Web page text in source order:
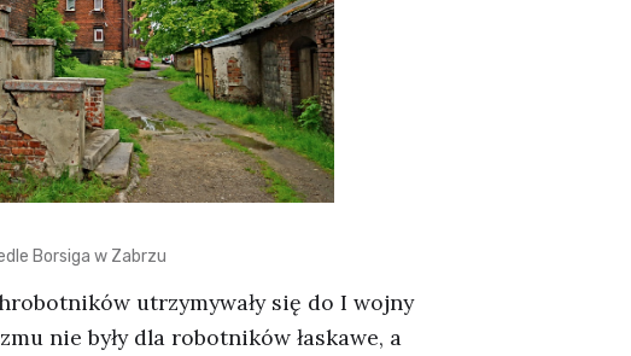
Borsiga w Zabrzu
utrzymywały się do I wojny
nie były dla robotników łaskawe, a